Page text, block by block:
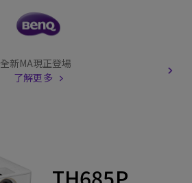
全新MA現正登場
了解更多